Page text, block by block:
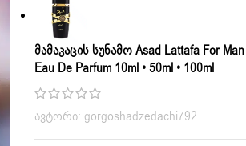
Მამაკაცის Სუნამო Asad Lattafa For Man
Eau De Parfum 10ml • 50ml • 100ml
ავტორი: gorgoshadzedachi792